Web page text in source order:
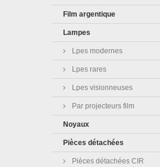
Film argentique
Lampes
Lpes modernes
Lpes rares
Lpes visionneuses
Par projecteurs film
Noyaux
Pièces détachées
Pièces détachées CIR